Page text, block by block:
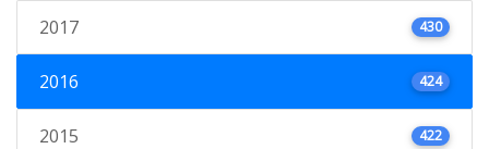
2017 430
2016 424
2015 422